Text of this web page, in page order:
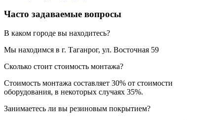
Часто задаваемые вопросы
В каком городе вы находитесь?
Мы находимся в г. Таганрог, ул. Восточная 59
Сколько стоит стоимость монтажа?
Стоимость монтажа составляет 30% от стоимости
оборудования, в некоторых случаях 35%.
Занимаетесь ли вы резиновым покрытием?